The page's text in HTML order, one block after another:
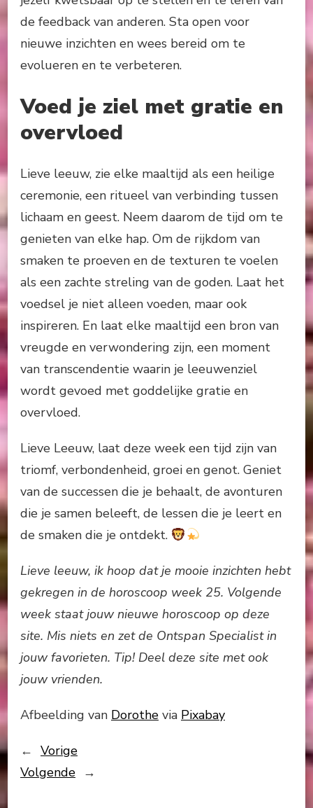
de feedback van anderen. Sta open voor
nieuwe inzichten en wees bereid om te
evolueren en te verbeteren.
Voed je ziel met gratie en
overvloed
Lieve leeuw, zie elke maaltijd als een heilige
ceremonie, een ritueel van verbinding tussen
lichaam en geest. Neem daarom de tijd om te
genieten van elke hap. Om de rijkdom van
smaken te proeven en de texturen te voelen
als een zachte streling van de goden. Laat het
voedsel je niet alleen voeden, maar ook
inspireren. En laat elke maaltijd een bron van
vreugde en verwondering zijn, een moment
van transcendentie waarin je leeuwenziel
wordt gevoed met goddelijke gratie en
overvloed.
Lieve Leeuw, laat deze week een tijd zijn van
triomf, verbondenheid, groei en genot. Geniet
van de successen die je behaalt, de avonturen
die je samen beleeft, de lessen die je leert en
de smaken die je ontdekt.
Lieve leeuw, ik hoop dat je mooie inzichten hebt
gekregen in de horoscoop week 25. Volgende
week staat jouw nieuwe horoscoop op deze
site. Mis niets en zet de Ontspan Specialist in
jouw favorieten. Tip! Deel deze site met ook
jouw vrienden.
Afbeelding van Dorothe via Pixabay
← Vorige
Volgende →